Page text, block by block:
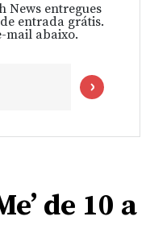
News entregues
entrada grátis.
mail abaixo.
de 10 a